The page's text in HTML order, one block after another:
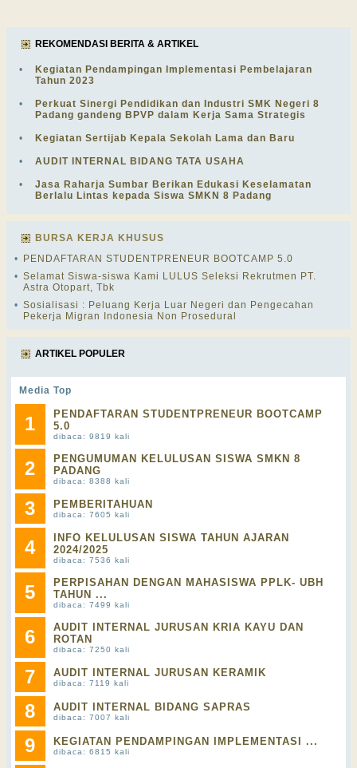
REKOMENDASI BERITA & ARTIKEL
•
Kegiatan Pendampingan Implementasi Pembelajaran
Tahun 2023
•
Perkuat Sinergi Pendidikan dan Industri SMK Negeri 8
Padang gandeng BPVP dalam Kerja Sama Strategis
• Kegiatan Sertijab Kepala Sekolah Lama dan Baru
• AUDIT INTERNAL BIDANG TATA USAHA
•
Jasa Raharja Sumbar Berikan Edukasi Keselamatan
Berlalu Lintas kepada Siswa SMKN 8 Padang
BURSA KERJA KHUSUS
•
PENDAFTARAN STUDENTPRENEUR BOOTCAMP 5.0
• Selamat Siswa-siswa Kami LULUS Seleksi Rekrutmen PT.
Astra Otopart, Tbk
• Sosialisasi : Peluang Kerja Luar Negeri dan Pengecahan
Pekerja Migran Indonesia Non Prosedural
ARTIKEL POPULER
Media Top
1
PENDAFTARAN STUDENTPRENEUR BOOTCAMP
5.0
dibaca: 9819 kali
2
PENGUMUMAN KELULUSAN SISWA SMKN 8
PADANG
dibaca: 8388 kali
3 PEMBERITAHUAN
dibaca: 7605 kali
4
INFO KELULUSAN SISWA TAHUN AJARAN
2024/2025
dibaca: 7536 kali
5
PERPISAHAN DENGAN MAHASISWA PPLK- UBH
TAHUN ...
dibaca: 7499 kali
6
AUDIT INTERNAL JURUSAN KRIA KAYU DAN
ROTAN
dibaca: 7250 kali
7 AUDIT INTERNAL JURUSAN KERAMIK
dibaca: 7119 kali
8 AUDIT INTERNAL BIDANG SAPRAS
dibaca: 7007 kali
9 KEGIATAN PENDAMPINGAN IMPLEMENTASI ...
dibaca: 6815 kali